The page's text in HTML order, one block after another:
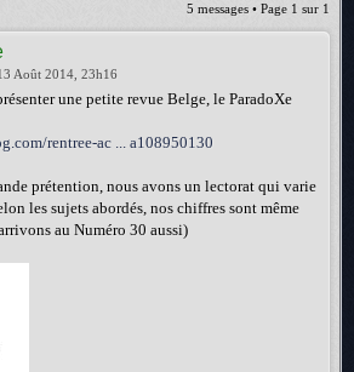
5 messages • Page 1 sur 1
Août 2014, 23h16
une petite revue Belge, le ParadoXe
rentree-ac ... a108950130
prétention, nous avons un lectorat qui varie
les sujets abordés, nos chiffres sont même
au Numéro 30 aussi)